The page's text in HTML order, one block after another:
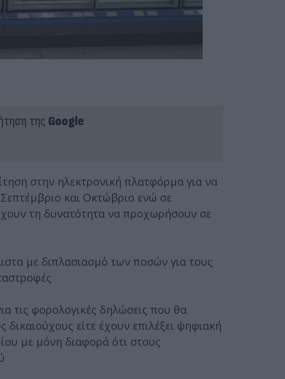
της Google
στην ηλεκτρονική πλατφόρμα για να
και Οκτώβριο ενώ σε
τη δυνατότητα να προχωρήσουν σε
με διπλασιασμό των ποσών για τους
τις φορολογικές δηλώσεις που θα
είτε έχουν επιλέξει ψηφιακή
με μόνη διαφορά ότι στους